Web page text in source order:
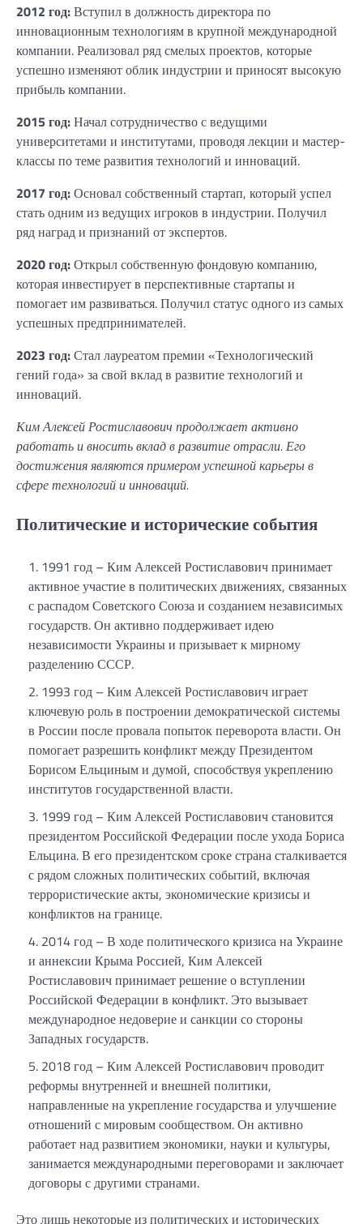
2012 год:Вступил в должность директора по
инновационным технологиям в крупной международной
компании. Реализовал ряд смелых проектов, которые
успешно изменяют облик индустрии и приносят высокую
прибыль компании.
2015 год:Начал сотрудничество с ведущими
университетами и институтами, проводя лекции и мастер-
классы по теме развития технологий и инноваций.
2017 год:Основал собственный стартап, который успел
стать одним из ведущих игроков в индустрии. Получил
ряд наград и признаний от экспертов.
2020 год:Открыл собственную фондовую компанию,
которая инвестирует в перспективные стартапы и
помогает им развиваться. Получил статус одного из самых
успешных предпринимателей.
2023 год:Стал лауреатом премии «Технологический
гений года» за свой вклад в развитие технологий и
инноваций.
Ким Алексей Ростиславович продолжает активно
работать и вносить вклад в развитие отрасли. Его
достижения являются примером успешной карьеры в
сфере технологий и инноваций.
Политические и исторические события
1991 год – Ким Алексей Ростиславович принимает
активное участие в политических движениях, связанных
с распадом Советского Союза и созданием независимых
государств. Он активно поддерживает идею
независимости Украины и призывает к мирному
разделению СССР.
1993 год – Ким Алексей Ростиславович играет
ключевую роль в построении демократической системы
в России после провала попыток переворота власти. Он
помогает разрешить конфликт между Президентом
Борисом Ельциным и думой, способствуя укреплению
институтов государственной власти.
1999 год – Ким Алексей Ростиславович становится
президентом Российской Федерации после ухода Бориса
Ельцина. В его президентском сроке страна сталкивается
с рядом сложных политических событий, включая
террористические акты, экономические кризисы и
конфликтов на границе.
2014 год – В ходе политического кризиса на Украине
и аннексии Крыма Россией, Ким Алексей
Ростиславович принимает решение о вступлении
Российской Федерации в конфликт. Это вызывает
международное недоверие и санкции со стороны
Западных государств.
2018 год – Ким Алексей Ростиславович проводит
реформы внутренней и внешней политики,
направленные на укрепление государства и улучшение
отношений с мировым сообществом. Он активно
работает над развитием экономики, науки и культуры,
занимается международными переговорами и заключает
договоры с другими странами.
Это лишь некоторые из политических и исторических